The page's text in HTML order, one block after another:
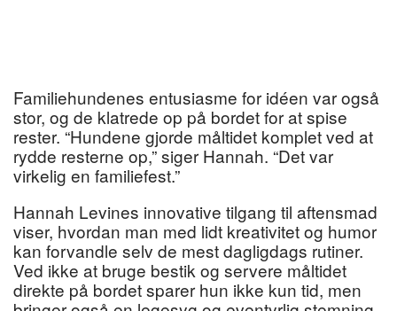
Familiehundenes entusiasme for idéen var også
stor, og de klatrede op på bordet for at spise
rester. “Hundene gjorde måltidet komplet ved at
rydde resterne op,” siger Hannah. “Det var
virkelig en familiefest.”
Hannah Levines innovative tilgang til aftensmad
viser, hvordan man med lidt kreativitet og humor
kan forvandle selv de mest dagligdags rutiner.
Ved ikke at bruge bestik og servere måltidet
direkte på bordet sparer hun ikke kun tid, men